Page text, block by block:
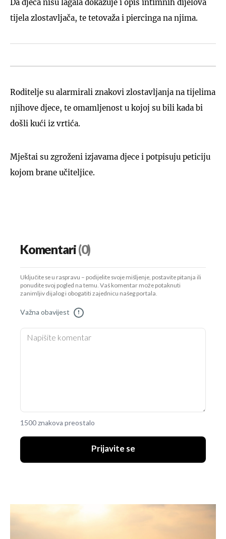
Da djeca nisu lagala dokazuje i opis intimnih dijelova
tijela zlostavljača, te tetovaža i piercinga na njima.
Roditelje su alarmirali znakovi zlostavljanja na tijelima
njihove djece, te omamljenost u kojoj su bili kada bi
došli kući iz vrtića.
Mještai su zgroženi izjavama djece i potpisuju peticiju
kojom brane učiteljice.
Komentari(0)
Uključite se u raspravu – podijelite svoje mišljenje, postavite pitanja ili
ponudite svoj pogled na temu. Vaš komentar može potaknuti
zanimljiv dijalog i obogatiti zajednicu našeg portala.
Važna obavijest !
1500 znakova preostalo
Prijavite se